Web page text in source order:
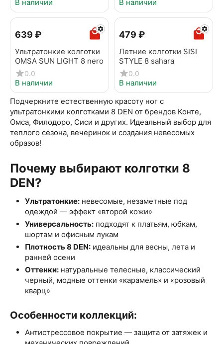
В наличии В наличии
‍639‍ ₽
Ультратонкие колготки
OMSA SUN LIGHT 8 nero
0.0
В наличии
‍479‍ ₽
Летние колготки SISI
STYLE 8 sahara
0.0
В наличии
Подчеркните естественную красоту ног с
ультратонкими колготками 8 DEN от брендов Конте,
Омса, Филодоро, Сиси и других. Идеальный выбор для
теплого сезона, вечеринок и создания невесомых
образов!
Почему выбирают колготки 8
DEN?
Ультратонкие: невесомые, незаметные под
одеждой — эффект «второй кожи»
Универсальность: подходят к платьям, юбкам,
шортам и офисным лукам
Плотность 8 DEN: идеальны для весны, лета и
ранней осени
Оттенки: натуральные телесные, классический
черный, модные оттенки «карамель» и «розовый
кварц»
Особенности коллекций:
Антистрессовое покрытие — защита от затяжек и